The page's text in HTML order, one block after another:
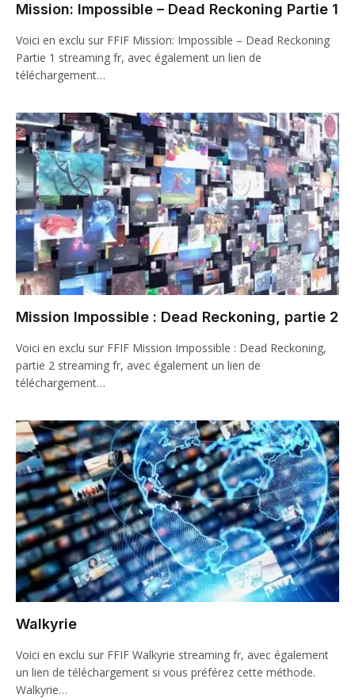
Mission: Impossible – Dead Reckoning Partie 1
Voici en exclu sur FFIF Mission: Impossible – Dead Reckoning
Partie 1 streaming fr, avec également un lien de
téléchargement…
Mission Impossible : Dead Reckoning, partie 2
Voici en exclu sur FFIF Mission Impossible : Dead Reckoning,
partie 2 streaming fr, avec également un lien de
téléchargement…
Walkyrie
Voici en exclu sur FFIF Walkyrie streaming fr, avec également
un lien de téléchargement si vous préférez cette méthode.
Walkyrie…